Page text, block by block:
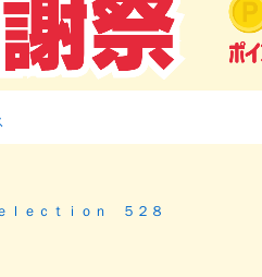
ｌｅｃｔｉｏｎ ５２８